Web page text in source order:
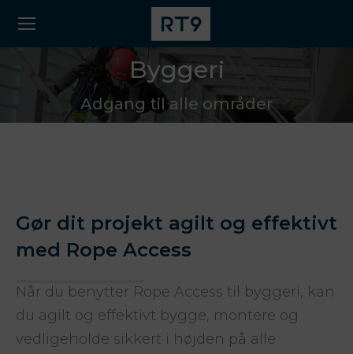
Byggeri
Adgang til alle områder
Gør dit projekt agilt og effektivt
med Rope Access
Når du benytter Rope Access til byggeri, kan
du agilt og effektivt bygge, montere og
vedligeholde sikkert i højden på alle